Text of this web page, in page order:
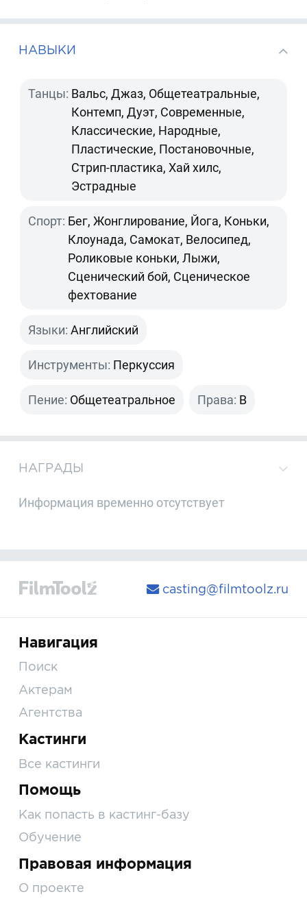
НАВЫКИ
Танцы: Вальс, Джаз, Общетеатральные,
Контемп, Дуэт, Современные,
Классические, Народные,
Пластические, Постановочные,
Стрип-пластика, Хай хилс,
Эстрадные
Спорт: Бег, Жонглирование, Йога, Коньки,
Клоунада, Самокат, Велосипед,
Роликовые коньки, Лыжи,
Сценический бой, Сценическое
фехтование
Языки: Английский
Инструменты: Перкуссия
Пение: Общетеатральное Права: B
НАГРАДЫ
Информация временно отсутствует
casting@filmtoolz.ru
Навигация
Поиск
Актерам
Агентства
Кастинги
Все кастинги
Помощь
Как попасть в кастинг-базу
Обучение
Правовая информация
О проекте